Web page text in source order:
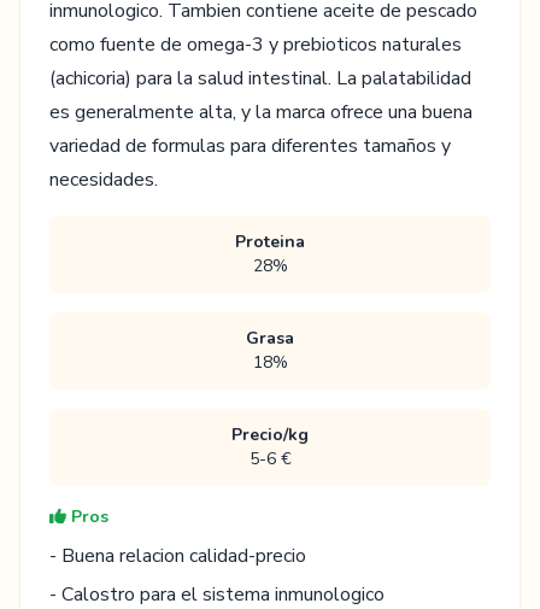
inmunologico. Tambien contiene aceite de pescado
como fuente de omega-3 y prebioticos naturales
(achicoria) para la salud intestinal. La palatabilidad
es generalmente alta, y la marca ofrece una buena
variedad de formulas para diferentes tamaños y
necesidades.
Proteina
28%
Grasa
18%
Precio/kg
5-6 €
Pros
- Buena relacion calidad-precio
- Calostro para el sistema inmunologico